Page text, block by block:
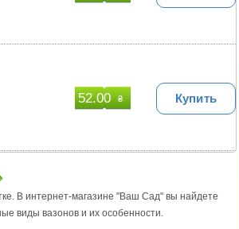
52.00 ₴ Купить
В интернет-магазине "Ваш Сад" вы найдете
виды вазонов и их особенности.